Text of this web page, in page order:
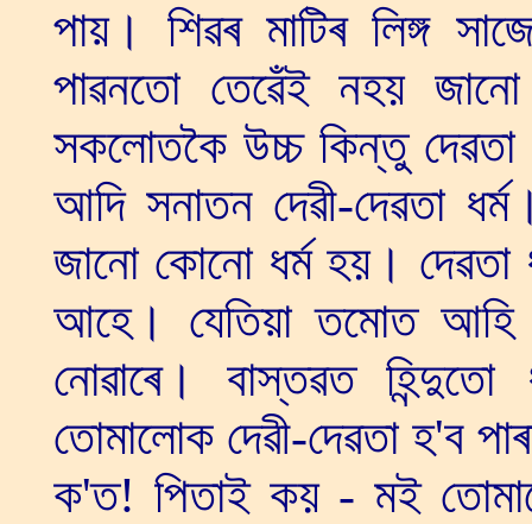
পায়। শিৱৰ মাটিৰ লিঙ্গ
পাৱনতো তেৱেঁই নহয়
সকলোতকৈ উচ্চ কিন্তু দেৱতা
আদি সনাতন দেৱী-দেৱতা
জানো কোনো ধৰ্ম হয়।
আহে। যেতিয়া তমোত আহি
নোৱাৰে। বাস্তৱত
তোমালোক দেৱী-দেৱতা হ'ব
ক'ত! পিতাই কয় - মই